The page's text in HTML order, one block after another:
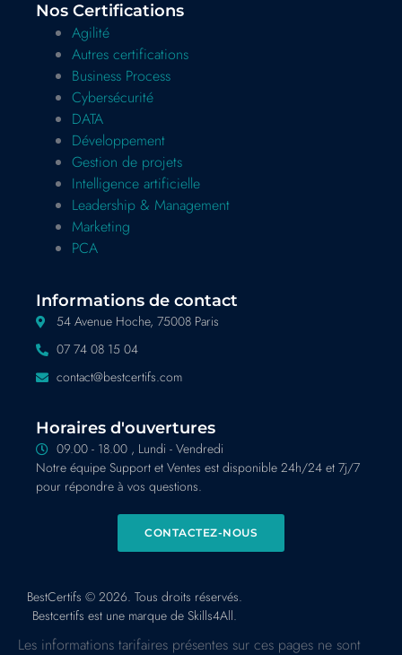
Nos Certifications
Agilité
Autres certifications
Business Process
Cybersécurité
DATA
Développement
Gestion de projets
Intelligence artificielle
Leadership & Management
Marketing
PCA
Informations de contact
54 Avenue Hoche, 75008 Paris
07 74 08 15 04
contact@bestcertifs.com
Horaires d'ouvertures
09.00 - 18.00 , Lundi - Vendredi
Notre équipe Support et Ventes est disponible 24h/24 et 7j/7
pour répondre à vos questions.
CONTACTEZ-NOUS
BestCertifs © 2026. Tous droits réservés.
Bestcertifs est une marque de Skills4All.
Les informations tarifaires présentes sur ces pages ne sont